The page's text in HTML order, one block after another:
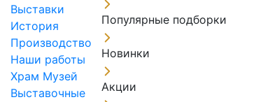
Выставки
История
Производство
Наши работы
Храм Музей
Выставочные
Популярные подборки
Новинки
Акции